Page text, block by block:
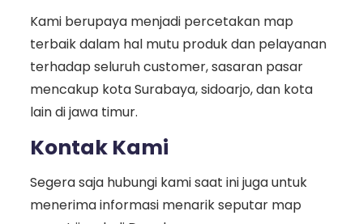
Kami berupaya menjadi percetakan map
terbaik dalam hal mutu produk dan pelayanan
terhadap seluruh customer, sasaran pasar
mencakup kota Surabaya, sidoarjo, dan kota
lain di jawa timur.
Kontak Kami
Segera saja hubungi kami saat ini juga untuk
menerima informasi menarik seputar map